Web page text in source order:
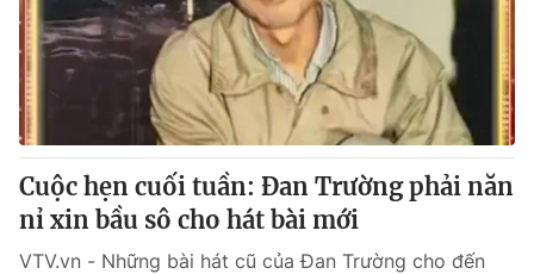
Cuộc hẹn cuối tuần: Đan Trường phải năn
nỉ xin bầu sô cho hát bài mới
VTV.vn - Những bài hát cũ của Đan Trường cho đến